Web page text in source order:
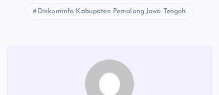
Diskominfo Kabupaten Pemalang Jawa Tengah